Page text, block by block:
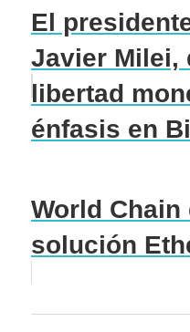
El
Javier Milei,
libertad
énfasis en
World
solución